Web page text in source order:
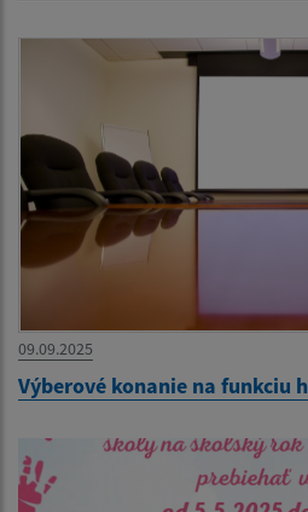
09.09.2025
Výberové konanie na funkciu